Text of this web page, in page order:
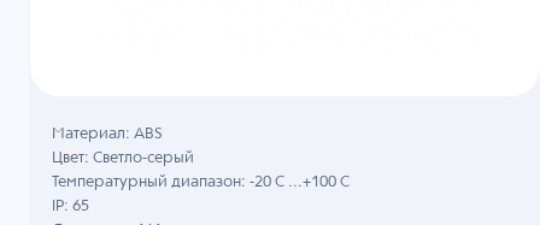
Материал: ABS
Цвет: Светло-серый
Температурный диапазон: -20 C ...+100 C
IP: 65